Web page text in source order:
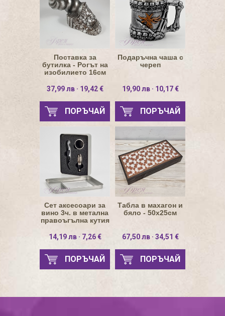
Поставка за
бутилка - Рогът на
изобилието 16см
37,99 лв · 19,42 €
ПОРЪЧАЙ
Подаръчна чаша с
череп
19,90 лв · 10,17 €
ПОРЪЧАЙ
Сет аксесоари за
вино 3ч. в метална
правоъгълна кутия
14,19 лв · 7,26 €
ПОРЪЧАЙ
Табла в махагон и
бяло - 50х25см
67,50 лв · 34,51 €
ПОРЪЧАЙ